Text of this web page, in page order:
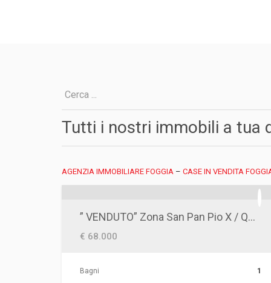
Tutti i nostri immobili a tua
AGENZIA IMMOBILIARE FOGGIA – CASE IN VENDITA
” VENDUTO” Zona San Pan Pio X / Questura- Trilocale in ottimo stato
€ 68.000
Bagni
1